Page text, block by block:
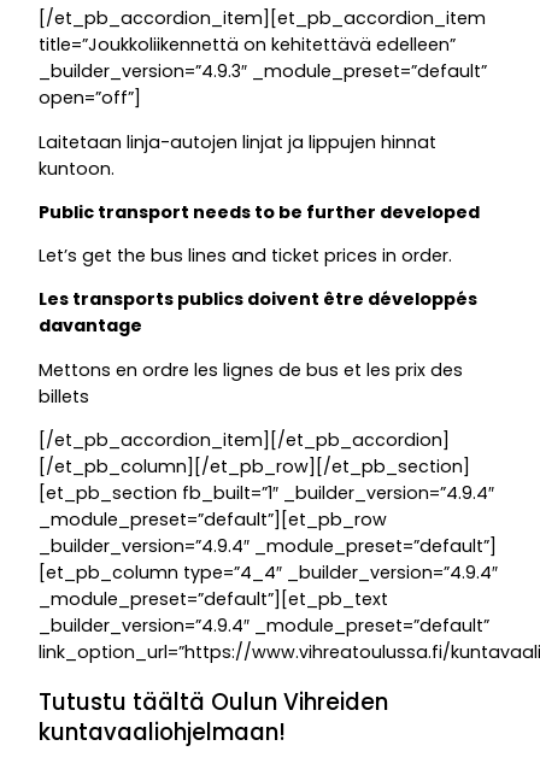
[/et_pb_accordion_item][et_pb_accordion_item
title=”Joukkoliikennettä on kehitettävä edelleen”
_builder_version=”4.9.3″ _module_preset=”default”
open=”off”]
Laitetaan linja-autojen linjat ja lippujen hinnat
kuntoon.
Public transport needs to be further developed
Let’s get the bus lines and ticket prices in order.
Les transports publics doivent être développés
davantage
Mettons en ordre les lignes de bus et les prix des
billets
[/et_pb_accordion_item][/et_pb_accordion]
[/et_pb_column][/et_pb_row][/et_pb_section]
[et_pb_section fb_built=”1″ _builder_version=”4.9.4″
_module_preset=”default”][et_pb_row
_builder_version=”4.9.4″ _module_preset=”default”]
[et_pb_column type=”4_4″ _builder_version=”4.9.4″
_module_preset=”default”][et_pb_text
_builder_version=”4.9.4″ _module_preset=”default”
link_option_url=”https://www.vihreatoulussa.fi/
Tutustu täältä Oulun Vihreiden
kuntavaaliohjelmaan!